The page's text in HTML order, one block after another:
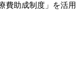
費助成制度」を活用